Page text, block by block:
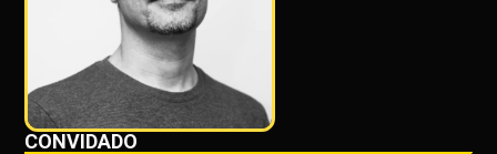
CONVIDADO